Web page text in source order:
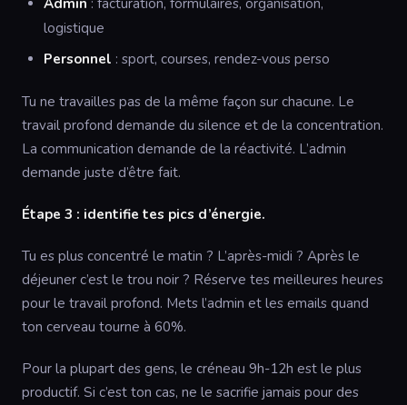
Admin : facturation, formulaires, organisation,
logistique
Personnel : sport, courses, rendez-vous perso
Tu ne travailles pas de la même façon sur chacune. Le
travail profond demande du silence et de la concentration.
La communication demande de la réactivité. L’admin
demande juste d’être fait.
Étape 3 : identifie tes pics d’énergie.
Tu es plus concentré le matin ? L’après-midi ? Après le
déjeuner c’est le trou noir ? Réserve tes meilleures heures
pour le travail profond. Mets l’admin et les emails quand
ton cerveau tourne à 60%.
Pour la plupart des gens, le créneau 9h-12h est le plus
productif. Si c’est ton cas, ne le sacrifie jamais pour des